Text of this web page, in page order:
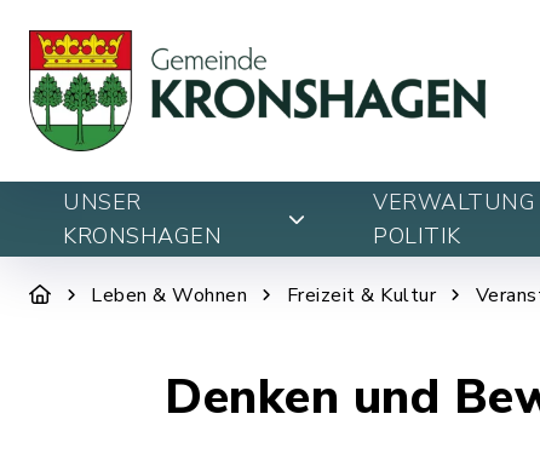
UNSER
KRONSHAGEN
POLITIK
Leben & Wohnen Freizeit & Kultur
Denken und